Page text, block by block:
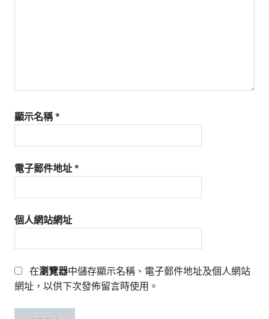
顯示名稱*
電子郵件地址 *
個人網站網址
在瀏覽器中儲存顯示名稱、電子郵件地址及個人網站
網址，以供下次發佈留言時使用。